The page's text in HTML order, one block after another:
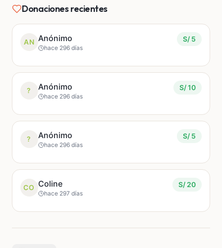
esta campaña. Entre más personas sepan lo
sucedido, mayor fuerza tendremos para exigir
justicia y recordar la memoria de Mauricio.
Mantendremos actualizaciones periódicas para
mostrar el uso de los fondos y los avances
relacionados al caso.
Gracias por acompañarnos en este momento tan
doloroso.
— Familia, amigos y comunidad de Mauricio
Donaciones recientes
AN Anónimo
hace 296 días
S/ 5
? Anónimo
hace 296 días
S/ 10
? Anónimo
hace 296 días
S/ 5
CO Coline
hace 297 días
S/ 20